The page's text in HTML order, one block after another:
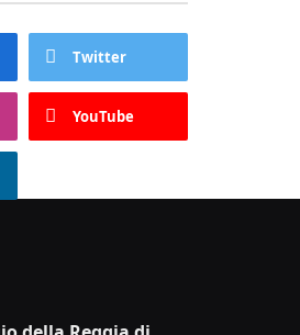
Twitter
YouTube